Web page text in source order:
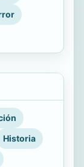
Historia